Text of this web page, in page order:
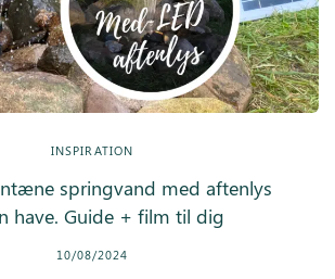
INSPIRATION
springvand med aftenlys
have. Guide + film til dig
10/08/2024